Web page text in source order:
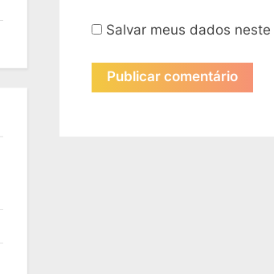
Salvar meus dados